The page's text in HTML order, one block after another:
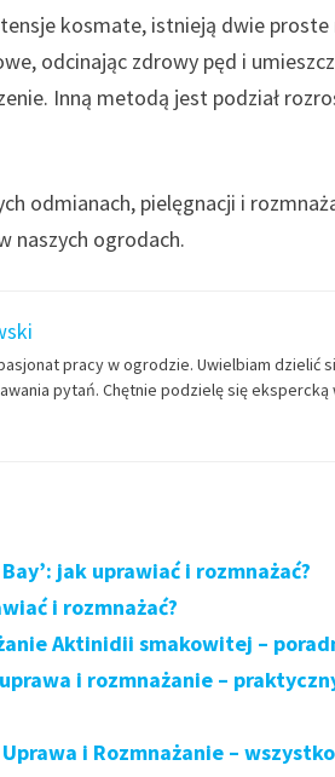
kosmate, istnieją dwie
odcinając zdrowy pęd i
Inną metodą jest podział
odmianach, pielęgnacji i
naszych ogrodach.
pracy w ogrodzie. Uwielbiam dzielić
pytań. Chętnie podzielę się ekspercką
jak uprawiać i rozmnażać?
i rozmnażać?
Aktinidii smakowitej –
i rozmnażanie –
i Rozmnażanie –